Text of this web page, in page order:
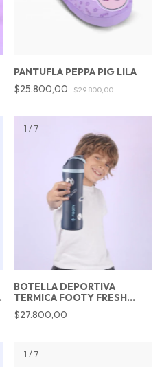
PANTUFLA PEPPA PIG LILA
$25.800,00
$29.800,00
1 / 7
BOTELLA DEPORTIVA
TERMICA FOOTY FRESH
AZUL 700ML
$27.800,00
1 / 7